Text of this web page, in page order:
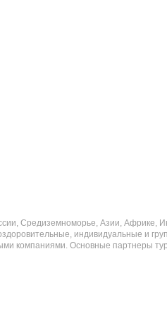
Средиземноморье, Азии, Африке,
индивидуальные и
компаниями. Основные партнеры